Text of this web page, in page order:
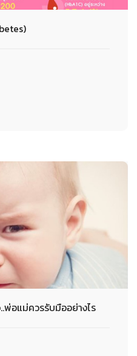
พ่อแม่ควรรับมืออย่างไร